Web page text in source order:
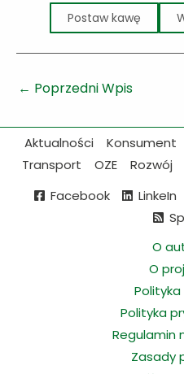
Postaw kawę
← Poprzedni Wpis
Aktualności Konsument
Transport
OZE Rozwój
Facebook
LinkeIn
O
O
Polityka
Regulamin
Zasady